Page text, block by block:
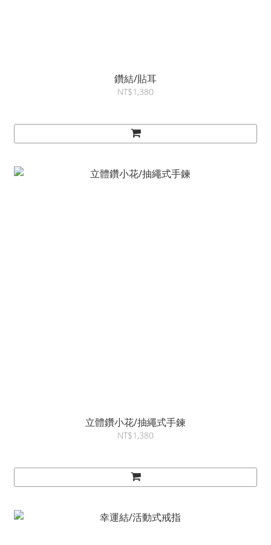
鑽結/貼耳
NT$1,380
立體鑽小花/抽繩式手鍊
NT$1,380